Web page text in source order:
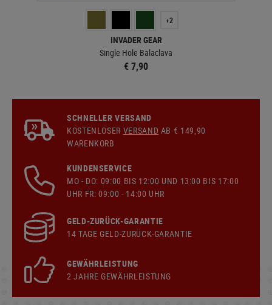
+2
INVADER GEAR
Single Hole Balaclava
€ 7,90
SCHNELLER VERSAND
KOSTENLOSER VERSAND AB € 149,90
WARENKORB
KUNDENSERVICE
MO - DO: 09:00 BIS 12:00 UND 13:00 BIS 17:00
UHR FR: 09:00 - 14:00 UHR
GELD-ZURÜCK-GARANTIE
14 TAGE GELD-ZURÜCK-GARANTIE
GEWÄHRLEISTUNG
2 JAHRE GEWÄHRLEISTUNG